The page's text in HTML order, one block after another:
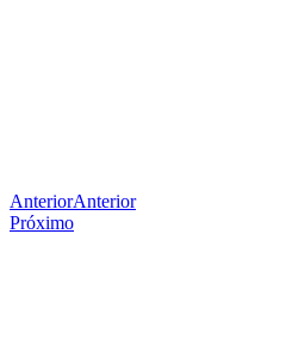
AnteriorAnterior
Próximo